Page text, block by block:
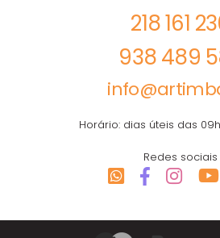
218 161
938 489
Horário: dias úteis das
Redes sociais